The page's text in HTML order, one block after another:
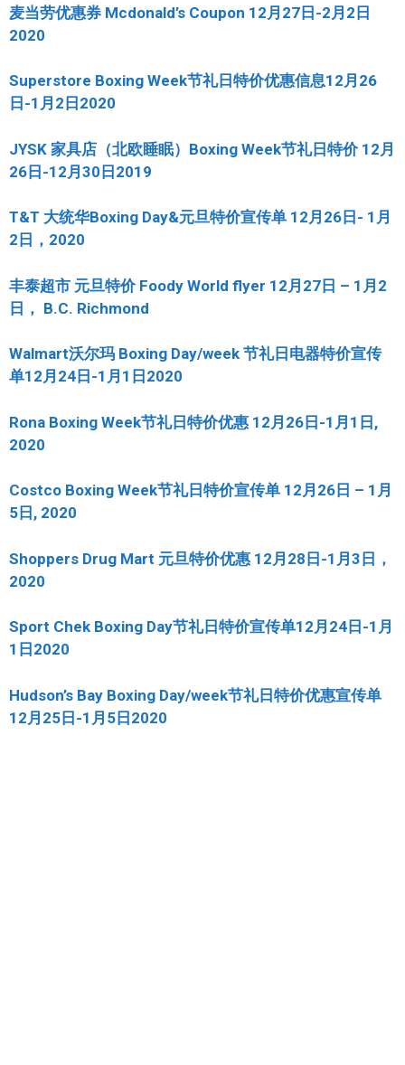
麦当劳优惠券 Mcdonald’s Coupon 12月27日-2月2日
2020
Superstore Boxing Week节礼日特价优惠信息12月26
日-1月2日2020
JYSK 家具店（北欧睡眠）Boxing Week节礼日特价 12月
26日-12月30日2019
T&T 大统华Boxing Day&元旦特价宣传单 12月26日- 1月
2日，2020
丰泰超市 元旦特价 Foody World flyer 12月27日 – 1月2
日， B.C. Richmond
Walmart沃尔玛 Boxing Day/week 节礼日电器特价宣传
单12月24日-1月1日2020
Rona Boxing Week节礼日特价优惠 12月26日-1月1日,
2020
Costco Boxing Week节礼日特价宣传单 12月26日 – 1月
5日, 2020
Shoppers Drug Mart 元旦特价优惠 12月28日-1月3日，
2020
Sport Chek Boxing Day节礼日特价宣传单12月24日-1月
1日2020
Hudson’s Bay Boxing Day/week节礼日特价优惠宣传单
12月25日-1月5日2020